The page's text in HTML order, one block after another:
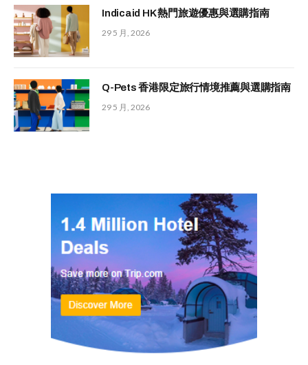
Indicaid HK 熱門旅遊優惠與選購指南
29 5 月, 2026
Q-Pets 香港限定旅行情境推薦與選購指南
29 5 月, 2026